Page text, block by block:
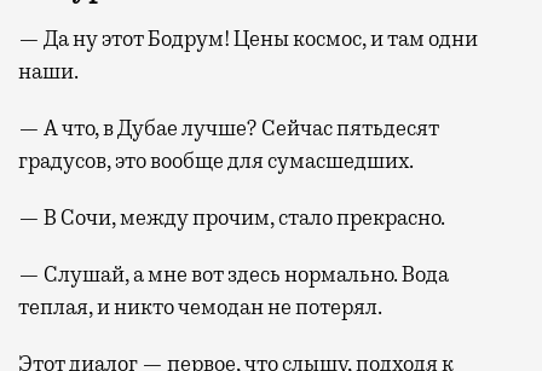
— Да ну этот Бодрум! Цены космос, и там одни
наши.
— А что, в Дубае лучше? Сейчас пятьдесят
градусов, это вообще для сумасшедших.
— В Сочи, между прочим, стало прекрасно.
— Слушай, а мне вот здесь нормально. Вода
теплая, и никто чемодан не потерял.
Этот диалог — первое, что слышу, подходя к